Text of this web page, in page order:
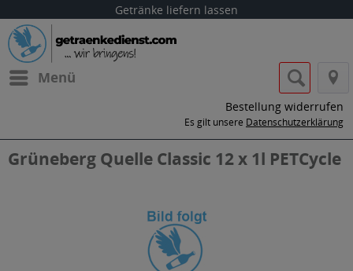
Getränke liefern lassen
Menü
Bestellung widerrufen
Es gilt unsere Datenschutzerklärung
Grüneberg Quelle Classic 12 x 1l PETCycle